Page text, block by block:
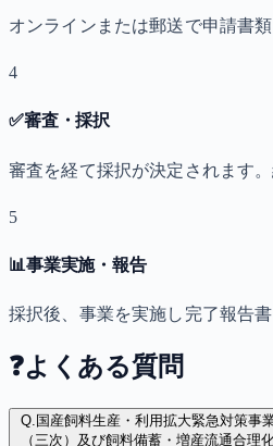
オンラインまたは郵送で申請書類
4
✅審査・採択
審査を経て採択が決定されます
5
📊事業実施・報告
採択後、事業を実施し完了報告書
❓よくある質問
Q. 国産飼料生産・利用拡大緊急対策事
（三次）及び飼料備蓄・増産流通合理